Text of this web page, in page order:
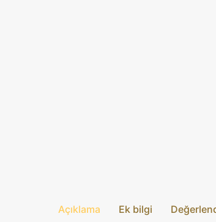
Açıklama Ek bilgi